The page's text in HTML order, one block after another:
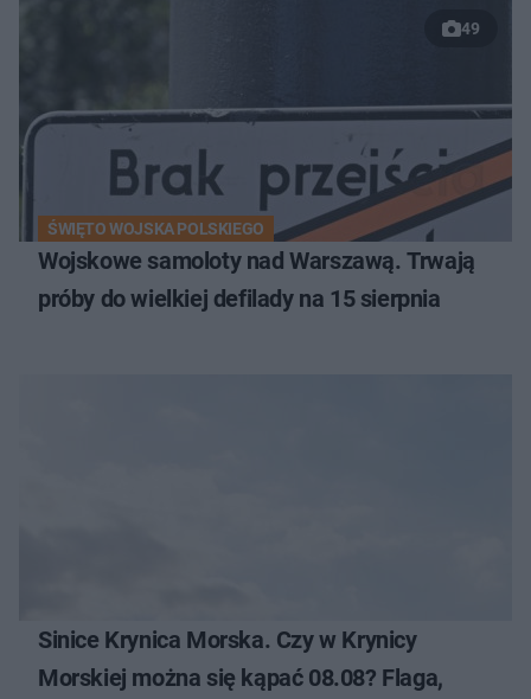
49
ŚWIĘTO WOJSKA POLSKIEGO
Wojskowe samoloty nad Warszawą. Trwają
próby do wielkiej defilady na 15 sierpnia
Sinice Krynica Morska. Czy w Krynicy
Morskiej można się kąpać 08.08? Flaga,